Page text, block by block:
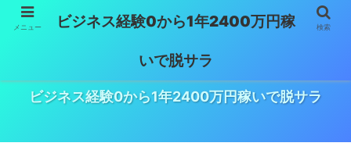
ビジネス経験0から1年2400万円稼いで脱サラ
メニュー ビジネス経験0から1年2400万円稼
いで脱サラ
検索